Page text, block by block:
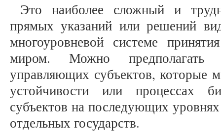
Это наиболее сложный и
прямых указаний или решений
многоуровневой системе
миром. Можно предполагать
управляющих субъектов, которые
устойчивости или процессах
субъектов на последующих
отдельных государств.